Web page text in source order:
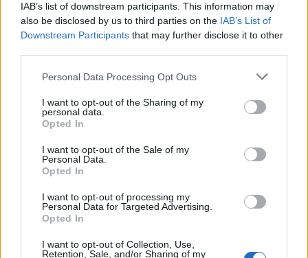
IAB’s list of downstream participants. This information may
also be disclosed by us to third parties on the IAB’s List of
Downstream Participants that may further disclose it to other
Personal Data Processing Opt Outs
I want to opt-out of the Sharing of my
personal data.
Opted In
I want to opt-out of the Sale of my
Personal Data.
Opted In
I want to opt-out of processing my
Personal Data for Targeted Advertising.
Opted In
I want to opt-out of Collection, Use,
Retention, Sale, and/or Sharing of my
On peut allonger nos jambes dans l’avion:Et piquer un petit
somme, pendant que notre voisin se tortille dans tous les sens
On peut faire notre shopping au rayon enfants
l’apprend pas : c’est beaucoup beaucoup moins cher que le rayon
adulte.
nous:Sauf si on se tape Tyrion Lannister, mais bon…
On peut se faufiler dans les conduits d’aération
d’action avec Bruce Willis, ça peut s’avérer très utile.
Les gens ont envie de vous faire des hugs
On a moins de chance d’avoir un cancer:
La revue américaine